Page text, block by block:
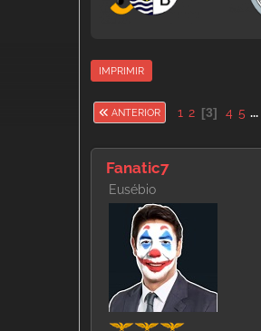
IMPRIMIR
ANTERIOR 1 2 3 4 5 ...
Fanatic7
Eusébio